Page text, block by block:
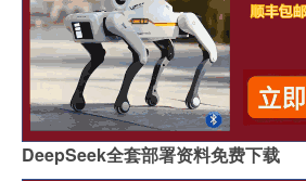
DeepSeek全套部署资料免费下载